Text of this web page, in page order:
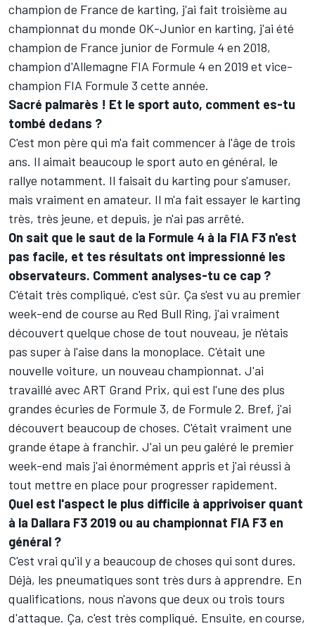
champion de France de karting, j'ai fait troisième au
championnat du monde OK-Junior en karting, j'ai été
champion de France junior de Formule 4 en 2018,
champion d'Allemagne FIA Formule 4 en 2019 et vice-
champion FIA Formule 3 cette année.
Sacré palmarès ! Et le sport auto, comment es-tu
tombé dedans ?
C'est mon père qui m'a fait commencer à l'âge de trois
ans. Il aimait beaucoup le sport auto en général, le
rallye notamment. Il faisait du karting pour s'amuser,
mais vraiment en amateur. Il m'a fait essayer le karting
très, très jeune, et depuis, je n'ai pas arrêté.
On sait que le saut de la Formule 4 à la FIA F3 n'est
pas facile, et tes résultats ont impressionné les
observateurs. Comment analyses-tu ce cap ?
C'était très compliqué, c'est sûr. Ça s'est vu au premier
week-end de course au Red Bull Ring, j'ai vraiment
découvert quelque chose de tout nouveau, je n'étais
pas super à l'aise dans la monoplace. C'était une
nouvelle voiture, un nouveau championnat. J'ai
travaillé avec ART Grand Prix, qui est l'une des plus
grandes écuries de Formule 3, de Formule 2. Bref, j'ai
découvert beaucoup de choses. C'était vraiment une
grande étape à franchir. J'ai un peu galéré le premier
week-end mais j'ai énormément appris et j'ai réussi à
tout mettre en place pour progresser rapidement.
Quel est l'aspect le plus difficile à apprivoiser quant
à la Dallara F3 2019 ou au championnat FIA F3 en
général ?
C'est vrai qu'il y a beaucoup de choses qui sont dures.
Déjà, les pneumatiques sont très durs à apprendre. En
qualifications, nous n'avons que deux ou trois tours
d'attaque. Ça, c'est très compliqué. Ensuite, en course,